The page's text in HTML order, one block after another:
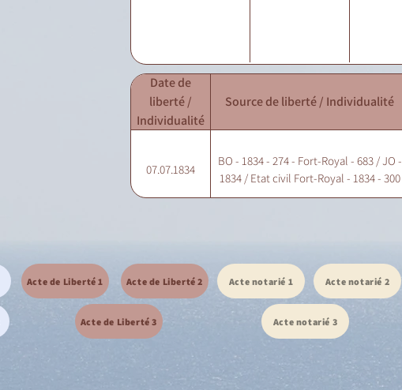
Date de
liberté /
Individualité
Source de liberté / Individualité
07.07.1834
BO - 1834 - 274 - Fort-Royal - 683 / JO -
1834 / Etat civil Fort-Royal - 1834 - 300
Acte de Liberté 1 Acte de Liberté 2
Acte de Liberté 3
Acte notarié 1 Acte notarié 2
Acte notarié 3